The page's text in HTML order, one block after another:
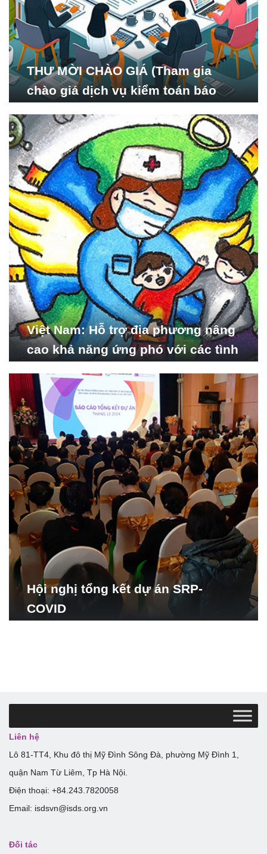
THƯ MỜI CHÀO GIÁ (Tham gia
chào giá dịch vụ kiểm toán báo
Nghiên cứu Phát triển Xã
hội_ISDS)
Việt Nam: Hỗ trợ địa phương nâng
cao khả năng ứng phó với các tình
Hội nghị tổng kết dự án SRP-
COVID
Liên hệ
Lô 81-TT4, Khu đô thị Mỹ Đình Sông Đà, phường Mỹ Đình 1,
quận Nam Từ Liêm, Tp Hà Nội.
Điện thoại: +84.243.7820058
Email: isdsvn@isds.org.vn
Đối tác